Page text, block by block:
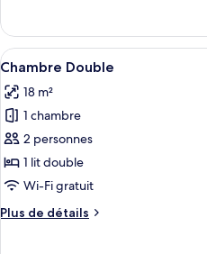
Chambre
Simple
le
type
de
Chambre
Simple
Afficher
toutes
les
photos
pour
ce
type
chambre :
4
Chambre Double
18 m²
1 chambre
2 personnes
1 lit double
Wi-Fi gratuit
Plus de détails
Plus